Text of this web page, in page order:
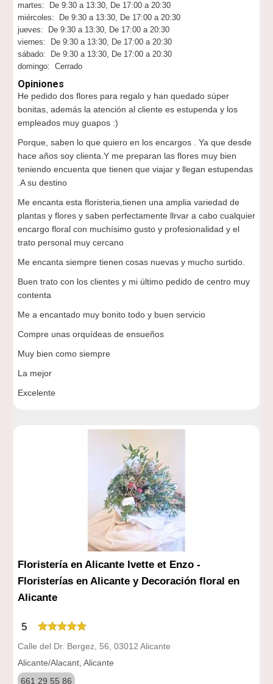
martes: De 9:30 a 13:30, De 17:00 a 20:30
miércoles: De 9:30 a 13:30, De 17:00 a 20:30
jueves: De 9:30 a 13:30, De 17:00 a 20:30
viernes: De 9:30 a 13:30, De 17:00 a 20:30
sábado: De 9:30 a 13:30, De 17:00 a 20:30
domingo: Cerrado
Opiniones
He pedido dos flores para regalo y han quedado súper
bonitas, además la atención al cliente es estupenda y los
empleados muy guapos :)
Porque, saben lo que quiero en los encargos . Ya que desde
hace años soy clienta.Y me preparan las flores muy bien
teniendo encuenta que tienen que viajar y llegan estupendas
.A su destino
Me encanta esta floristeria,tienen una amplia variedad de
plantas y flores y saben perfectamente llrvar a cabo cualquier
encargo floral con muchísimo gusto y profesionalidad y el
trato personal muy cercano
Me encanta siempre tienen cosas nuevas y mucho surtido.
Buen trato con los clientes y mi último pedido de centro muy
contenta
Me a encantado muy bonito todo y buen servicio
Compre unas orquídeas de ensueños
Muy bien como siempre
La mejor
Excelente
Floristería en Alicante Ivette et Enzo -
Floristerías en Alicante y Decoración floral en
Alicante
5
Calle del Dr. Bergez, 56, 03012 Alicante
Alicante/Alacant, Alicante
661 29 55 86